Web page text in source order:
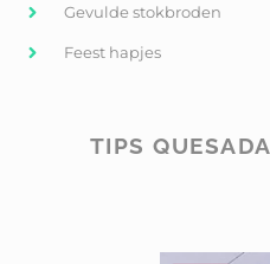
Gevulde stokbroden
Feest hapjes
TIPS